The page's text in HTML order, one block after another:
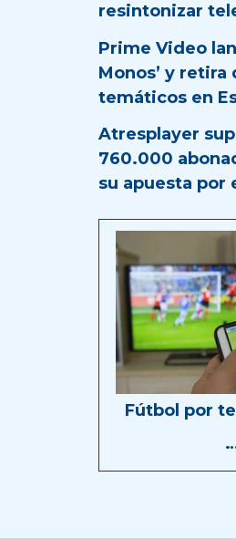
resintonizar
Prime Video
Monos’ y retira
temáticos en
Atresplayer
760.000
su apuesta por
Fútbol por